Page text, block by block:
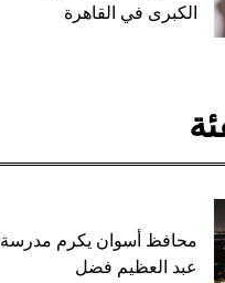
الكبرى في القاهرة
محافظ أسوان يكرم مدرسة
عبد العظيم فضل